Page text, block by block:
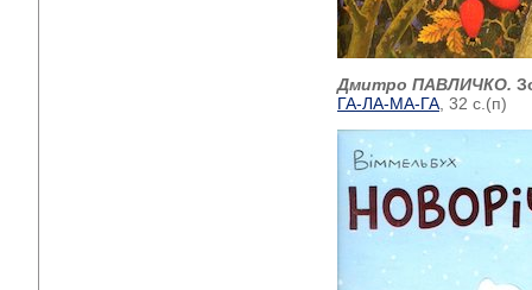
Дмитро ПАВЛИЧКО.
ГА-ЛА-МА-ГА , 32 с.(п)